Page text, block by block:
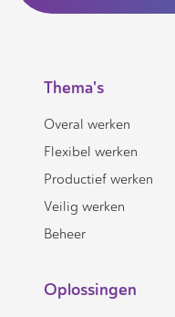
Thema's
Overal werken
Flexibel werken
Productief werken
Veilig werken
Beheer
Oplossingen